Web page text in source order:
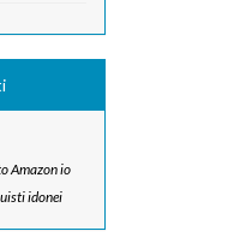
Amazon io
idonei